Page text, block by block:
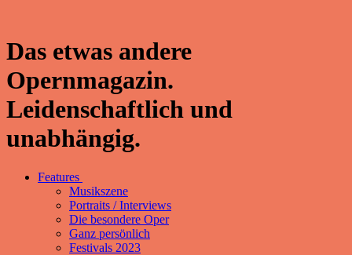
Das etwas andere
Opernmagazin.
Leidenschaftlich und
unabhängig.
Features
Musikszene
Portraits / Interviews
Die besondere Oper
Ganz persönlich
Festivals 2023